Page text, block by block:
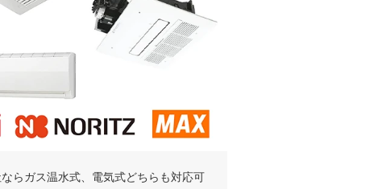
らガス温水式、電気式どちらも対応可